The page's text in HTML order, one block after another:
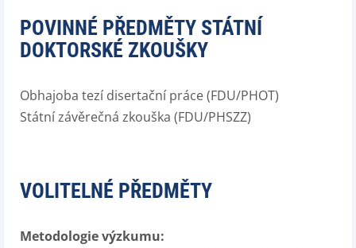
POVINNÉ PŘEDMĚTY STÁTNÍ
DOKTORSKÉ ZKOUŠKY
Obhajoba tezí disertační práce (FDU/PHOT)
Státní závěrečná zkouška (FDU/PHSZZ)
VOLITELNÉ PŘEDMĚTY
Metodologie výzkumu: